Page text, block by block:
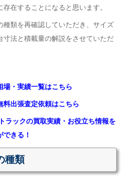
在することになると思います。
種類を再確認していただき、サイズ
寸法と積載量の解説をさせていただ
場・実績一覧はこちら
料出張査定依頼はこちら
ラックの買取実績・お役立ち情報を
きる！
種類